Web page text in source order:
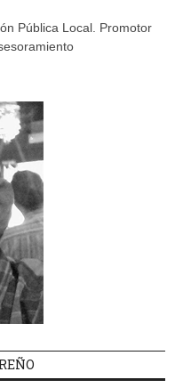
Pública Local. Promotor